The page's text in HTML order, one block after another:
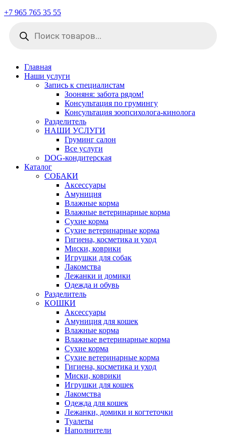
+7 965 765 35 55
товаров
Главная
Наши услуги
Запись к специалистам
Зооняня: забота рядом!
Консультация по грумингу
Консультация зоопсихолога-кинолога
Pазделитель
НАШИ УСЛУГИ
Груминг салон
Все услуги
DOG-кондитерская
Каталог
СОБАКИ
Аксессуары
Амуниция
Влажные корма
Влажные ветеринарные корма
Сухие корма
Сухие ветеринарные корма
Гигиена, косметика и уход
Миски, коврики
Игрушки для собак
Лакомства
Лежанки и домики
Одежда и обувь
Разделитель
КОШКИ
Аксессуары
Амуниция для кошек
Влажные корма
Влажные ветеринарные корма
Сухие корма
Сухие ветеринарные корма
Гигиена, косметика и уход
Миски, коврики
Игрушки для кошек
Лакомства
Одежда для кошек
Лежанки, домики и когтеточки
Туалеты
Наполнители